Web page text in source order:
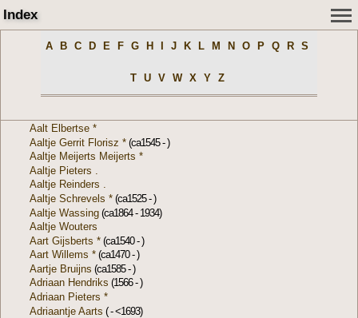
Index
A B C D E F G H J K L M N O P Q R S
T U V W X Y Z
Aalt Elbertse *
Aaltje Gerrit Florisz * (ca1545 - )
Aaltje Meijerts Meijerts *
Aaltje Pieters .
Aaltje Reinders .
Aaltje Schrevels * (ca1525 - )
Aaltje Wassing (ca1864 - 1934)
Aaltje Wouters
Aart Gijsberts * (ca1540 - )
Aart Willems * (ca1470 - )
Aartje Bruijns (ca1585 - )
Adriaan Hendriks (1566 - )
Adriaan Pieters *
Adriaantje Aarts ( - <1693)